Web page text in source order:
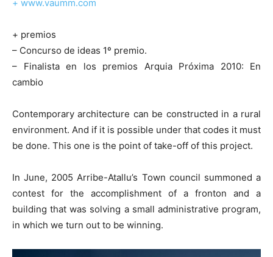
+ www.vaumm.com
+ premios
– Concurso de ideas 1º premio.
– Finalista en los premios Arquia Próxima 2010: En
cambio
Contemporary architecture can be constructed in a rural
environment. And if it is possible under that codes it must
be done. This one is the point of take-off of this project.
In June, 2005 Arribe-Atallu’s Town council summoned a
contest for the accomplishment of a fronton and a
building that was solving a small administrative program,
in which we turn out to be winning.